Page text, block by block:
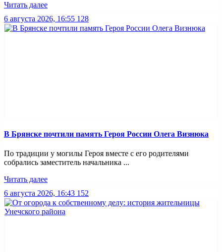
Читать далее
6 августа 2026, 16:55 128
В Брянске почтили память Героя России Олега Визнюка
По традиции у могилы Героя вместе с его родителями
собрались заместитель начальника ...
Читать далее
6 августа 2026, 16:43 152